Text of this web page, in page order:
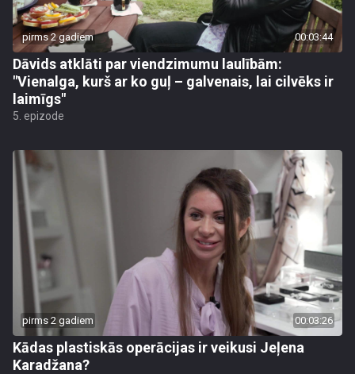
pirms 2 gadiem 00:03:44
Dāvids atklāti par viendzimumu laulībām:
"Vienalga, kurš ar ko guļ – galvenais, lai cilvēks ir
laimīgs"
5. epizode
pirms 2 gadiem 00:03:26
Kādas plastiskās operācijas ir veikusi Jeļena
Karadžana?